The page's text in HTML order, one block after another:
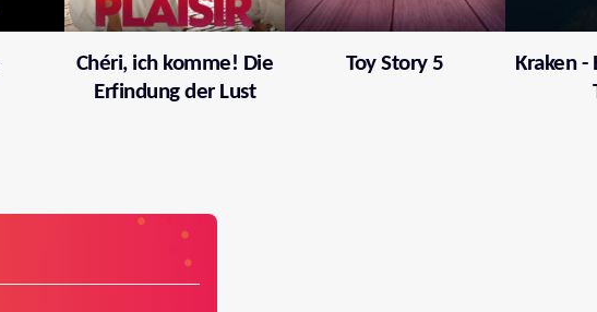
Chéri, ich komme! Die
Erfindung der Lust
Toy Story 5
Kraken -